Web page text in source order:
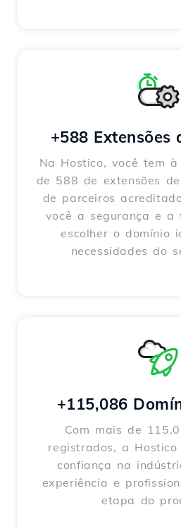
+588 Extensões
Na Hostico, você tem
de 588 de extensões
de parceiros
você a segurança e a
escolher o domínio
necessidades do
+115,086
Com mais de
registrados, a
confiança na
experiência e
etapa do